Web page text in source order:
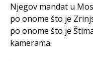
Njegov mandat u
po onome što je
po onome što je
kamerama.